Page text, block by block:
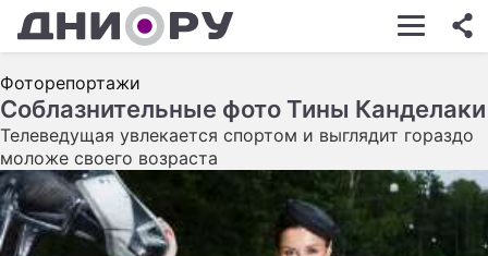
ШОУ-БИЗНЕС
КИНО
НЕДВИЖИМОСТЬ
ЗДОРОВЬЕ
Фоторепортажи
Соблазнительные фото Тины Канделаки
Телеведущая увлекается спортом и выглядит гораздо
моложе своего возраста